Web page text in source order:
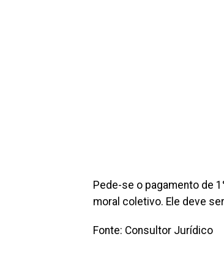
Pede-se o pagamento de
moral coletivo. Ele deve
Fonte: Consultor Jurídico